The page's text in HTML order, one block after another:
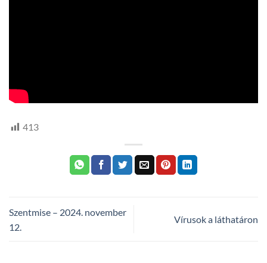
413
Szentmise – 2024. november
12.
Vírusok a láthatáron